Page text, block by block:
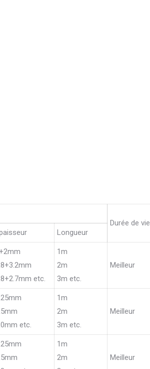
Durée de vie
Longueur
etc.
1m
2m
3m etc.
Meilleur
etc.
1m
2m
3m etc.
Meilleur
1m
2m
Meilleur